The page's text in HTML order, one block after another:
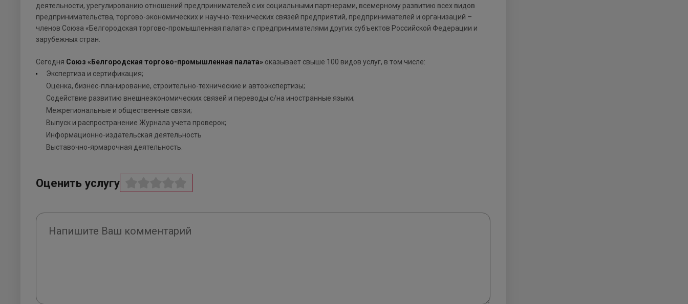
деятельности, урегулированию отношений предпринимателей с их социальными партнерами, всемерному развитию всех видов
предпринимательства, торгово-экономических и научно-технических связей предприятий, предпринимателей и организаций –
членов Союза «Белгородская торгово-промышленная палата» с предпринимателями других субъектов Российской Федерации и
зарубежных стран.
Сегодня Союз «Белгородская торгово-промышленная палата» оказывает свыше 100 видов услуг, в том числе:
Экспертиза и сертификация;
Оценка, бизнес-планирование, строительно-технические и автоэкспертизы;
Содействие развитию внешнеэкономических связей и переводы с/на иностранные языки;
Межрегиональные и общественные связи;
Выпуск и распространение Журнала учета проверок;
Информационно-издательская деятельность
Выставочно-ярмарочная деятельность.
Оценить услугу